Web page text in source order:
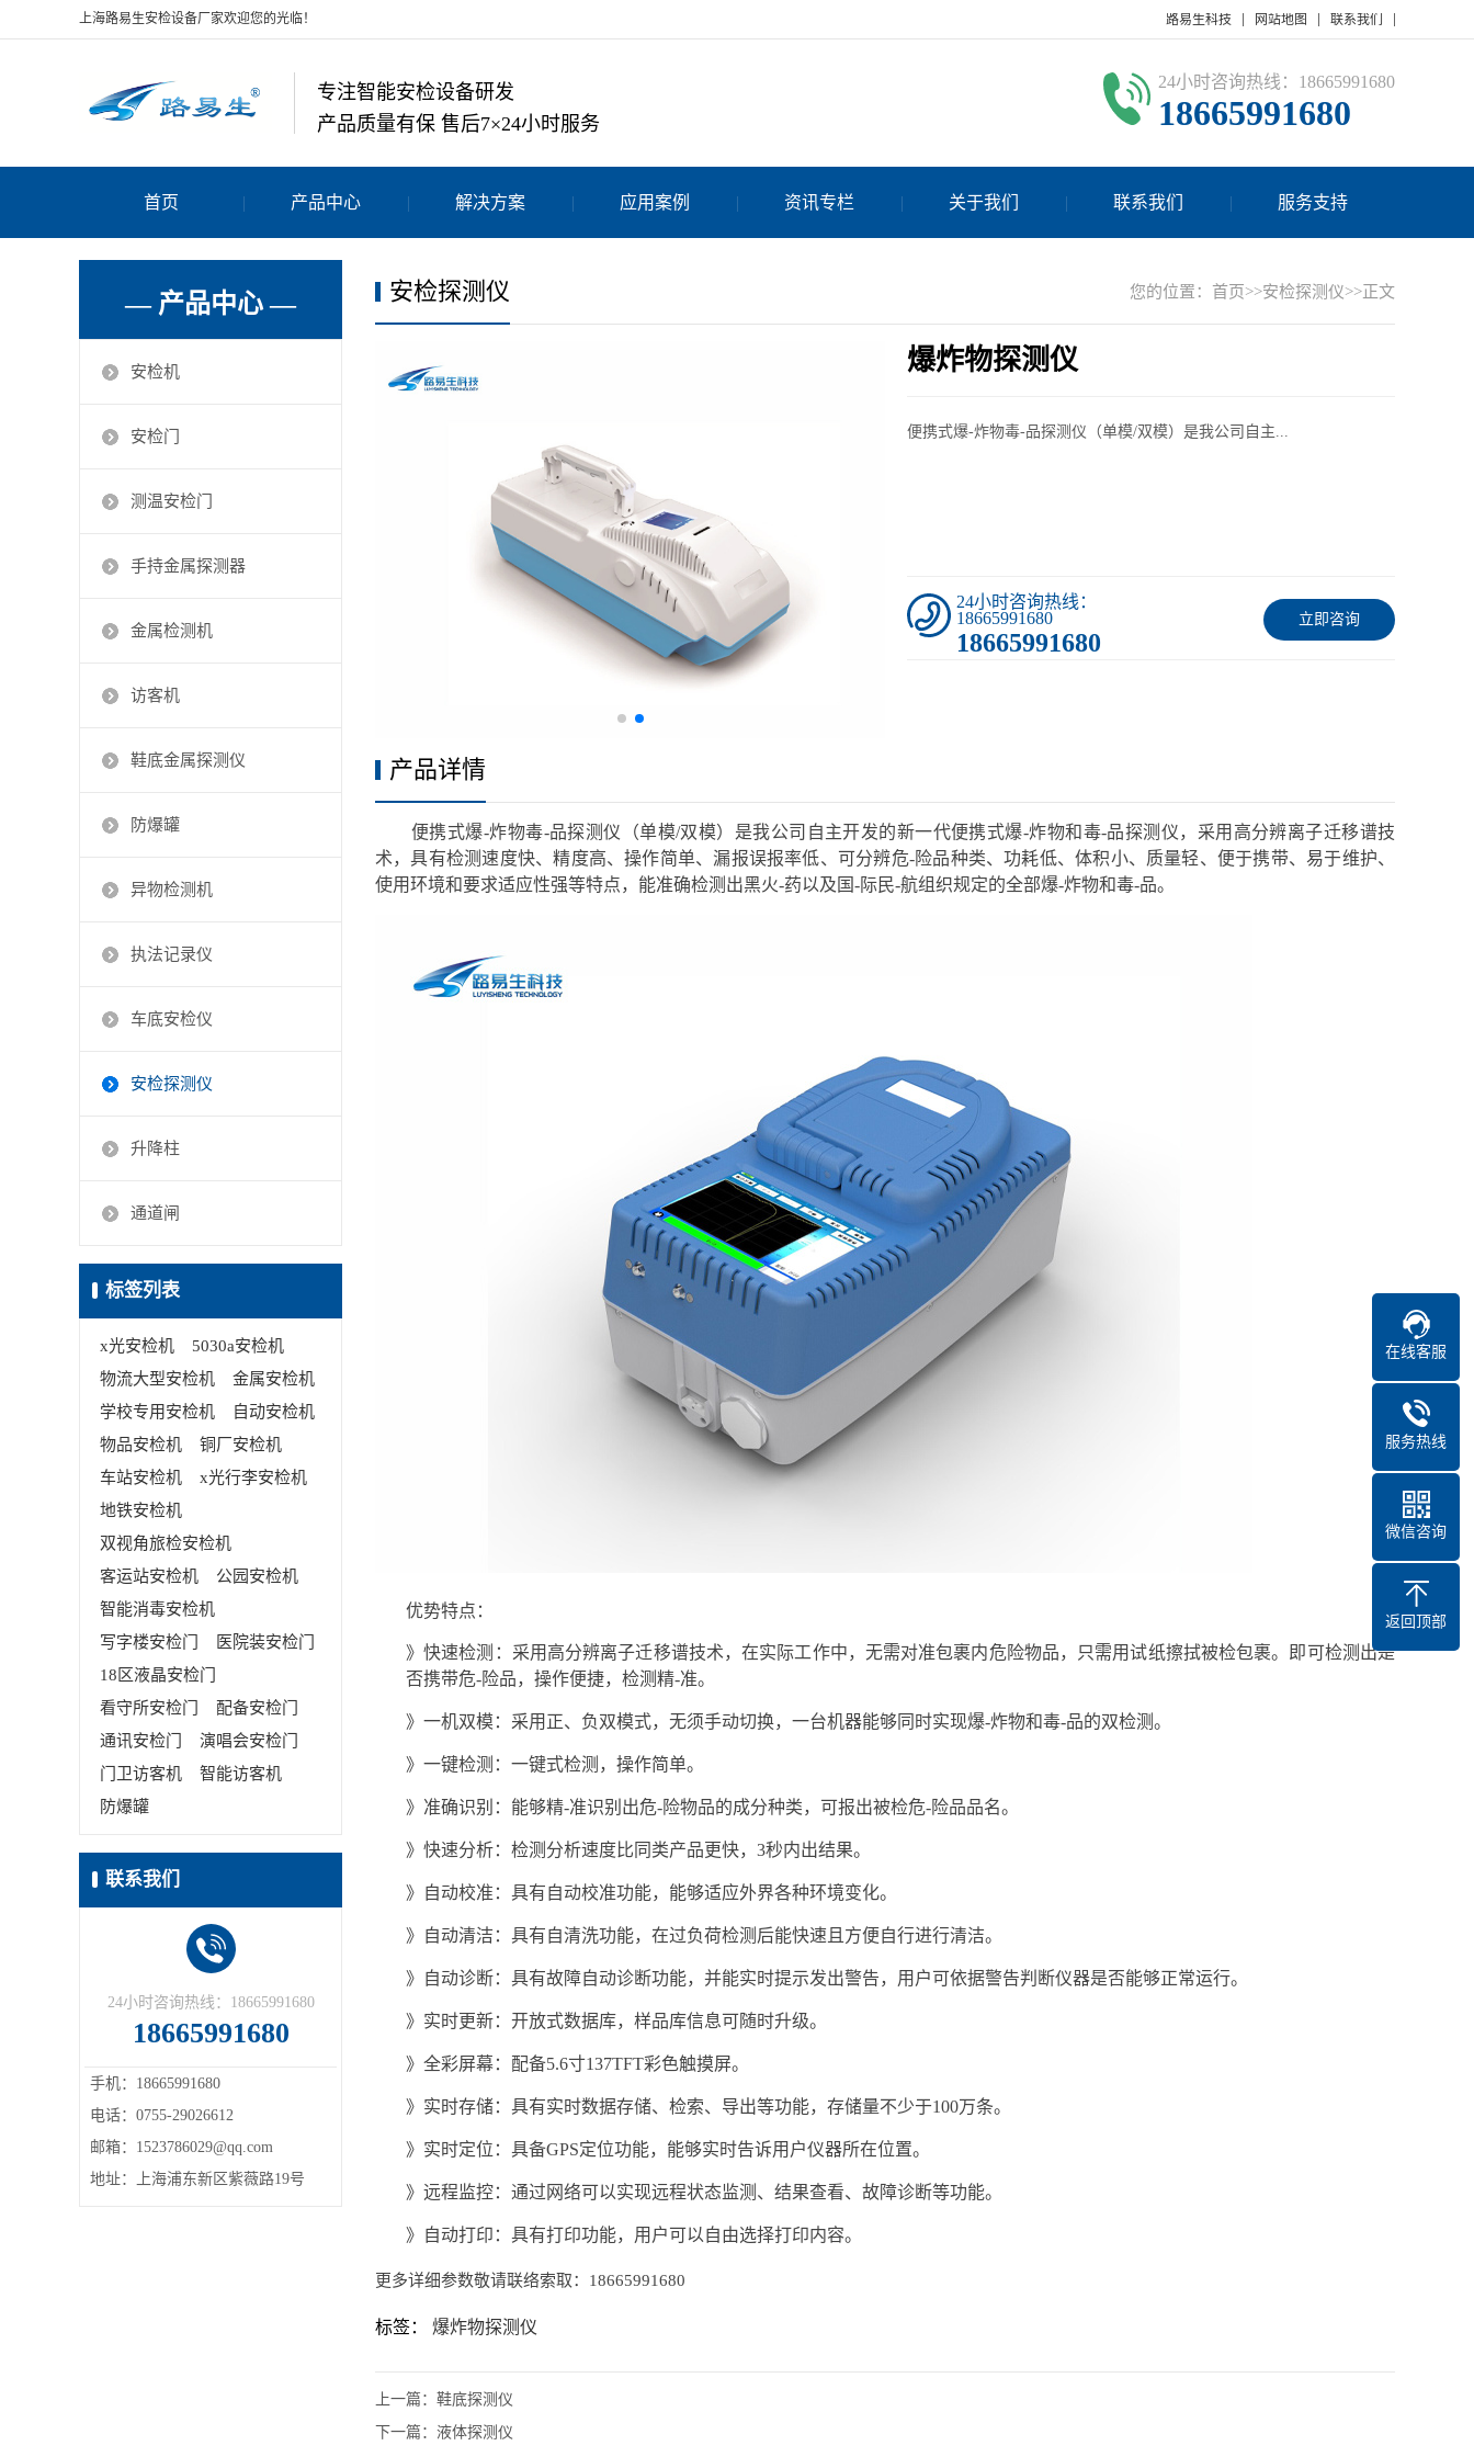
上海路易生安检设备厂家欢迎您的光临！ 路易生科技 网站地图 联系我们
专注智能安检设备研发
产品质量有保 售后7×24小时服务
24小时咨询热线：18665991680
18665991680
首页 产品中心 解决方案 应用案例 资讯专栏 关于我们 联系我们 服务支持
— 产品中心 —
安检机
安检门
测温安检门
手持金属探测器
金属检测机
访客机
鞋底金属探测仪
防爆罐
异物检测机
执法记录仪
车底安检仪
安检探测仪
升降柱
通道闸
标签列表
x光安检机
5030a安检机
物流大型安检机
金属安检机
学校专用安检机
自动安检机
物品安检机
铜厂安检机
车站安检机
x光行李安检机
地铁安检机
双视角旅检安检机
客运站安检机
公园安检机
智能消毒安检机
写字楼安检门
医院装安检门
18区液晶安检门
看守所安检门
配备安检门
通讯安检门
演唱会安检门
门卫访客机
智能访客机
防爆罐
联系我们
24小时咨询热线：18665991680
18665991680
手机：18665991680
电话：0755-29026612
邮箱：1523786029@qq.com
地址：上海浦东新区紫薇路19号
您的位置： 首页>>安检探测仪>>正文
安检探测仪
爆炸物探测仪
便携式爆-炸物毒-品探测仪（单模/双模）是我公司自主...
立即咨询
24小时咨询热线：
18665991680
18665991680
产品详情
便携式爆-炸物毒-品探测仪（单模/双模）是我公司 自主开发的新一代便携式爆-炸物和毒-品探测仪，采用高分辨离子迁移谱技
术，具有检测速度快、精度高、操作简单、漏报误报率低、可分辨危-险品种类、功耗低、体积小、质量轻、便于携带、易于维护、
使用环境和要求适应性强等特点，能准确检测出黑火-药以及国-际民-航组织规定的全部爆-炸物和毒-品。
优势特点：
》快速检测：采用高分辨离子迁移谱技术，在实际工作中，无需对准包裹内危险物品，只需用试纸擦拭被检包裹。
即可检测出是
否携带危-险品，操作便捷，检测精-准。
》 一机双模：采用正、负双模式，无须手动切换，一台机器能够同时实现爆-炸物和毒-品的双检测。
》 一键检测：一键式检测，操作简单。
》 准确识别：能够精-准识别出危-险物品的成分种类，可报出被检危-险品品名。
》快速分析：检测分析速度比同类产品更快， 3秒内出结果。
》 自动校准：具有自动校准功能，能够适应外界各种环境变化。
》 自动清洁：具有自清洗功能，在过负荷检测后能快速且方便自行进行清洁。
》 自动诊断：具有故障自动诊断功能，并能实时提示发出警告，用户可依据警告判断仪器是否能够正常运行。
》 实时更新：开放式数据库，样品库信息可随时升级。
》 全彩屏幕：配备5.6寸137TFT彩色触摸屏。
》 实时存储：具有实时数据存储、检索、导出等功能，存储量不少于100万条。
》 实时定位：具备GPS定位功能，能够实时告诉用户仪器所在位置。
》 远程监控：通过网络可以实现远程状态监测、结果查看、故障诊断等功能。
》 自动打印：具有打印功能，用户可以自由选择打印内容。
更多详细参数敬请联络索取：18665991680
标签： 爆炸物探测仪
上一篇： 鞋底探测仪
下一篇： 液体探测仪
在线客服
服务热线
微信咨询
返回顶部